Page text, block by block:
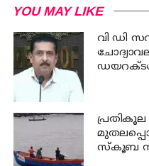
YOU MAY LIKE
വി ഡി
സ്കൂബ